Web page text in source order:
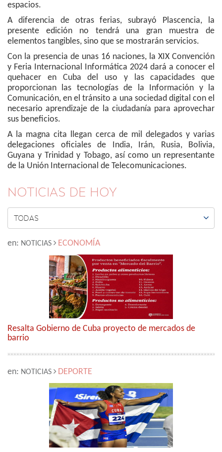
espacios.
A diferencia de otras ferias, subrayó Plascencia, la
presente edición no tendrá una gran muestra de
elementos tangibles, sino que se mostrarán servicios.
Con la presencia de unas 16 naciones, la XIX Convención
y Feria Internacional Informática 2024 dará a conocer el
quehacer en Cuba del uso y las capacidades que
proporcionan las tecnologías de la Información y la
Comunicación, en el tránsito a una sociedad digital con el
necesario aprendizaje de la ciudadanía para aprovechar
sus beneficios.
A la magna cita llegan cerca de mil delegados y varias
delegaciones oficiales de India, Irán, Rusia, Bolivia,
Guyana y Trinidad y Tobago, así como un representante
de la Unión Internacional de Telecomunicaciones.
NOTICIAS DE HOY
TODAS 
en: NOTICIAS ECONOMÍA
Resalta Gobierno de Cuba proyecto de mercados de
barrio
en: NOTICIAS DEPORTE